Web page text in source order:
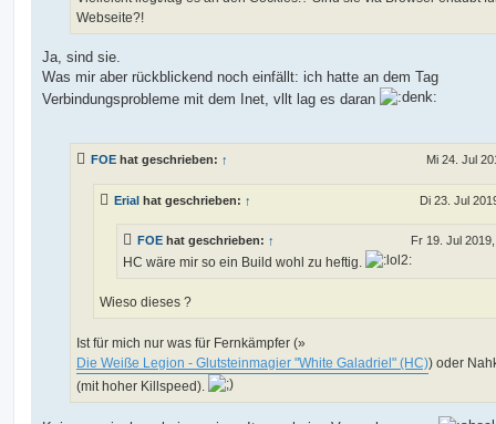
Webseite?!
Ja, sind sie.
Was mir aber rückblickend noch einfällt: ich hatte an dem Tag
Verbindungsprobleme mit dem Inet, vllt lag es daran
FOE hat geschrieben: ↑ Mi 24. Jul
Erial hat geschrieben: ↑ Di 23. Jul
FOE hat geschrieben: ↑ Fr 19. Jul
HC wäre mir so ein Build wohl zu heftig.
Wieso dieses ?
Ist für mich nur was für Fernkämpfer (»
Die Weiße Legion - Glutsteinmagier "White Galadriel" (HC)) oder
(mit hoher Killspeed).